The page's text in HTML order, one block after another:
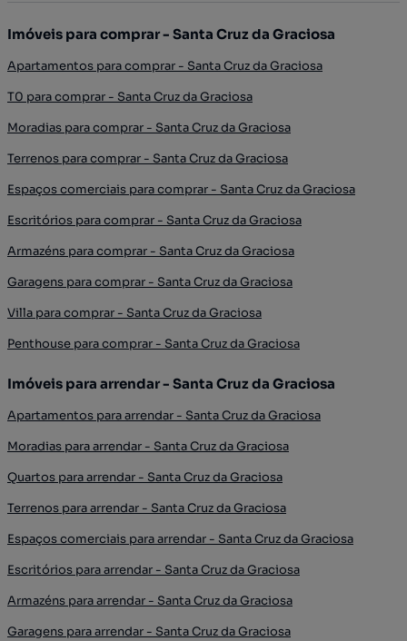
Imóveis para comprar - Santa Cruz da Graciosa
Apartamentos para comprar - Santa Cruz da Graciosa
T0 para comprar - Santa Cruz da Graciosa
Moradias para comprar - Santa Cruz da Graciosa
Terrenos para comprar - Santa Cruz da Graciosa
Espaços comerciais para comprar - Santa Cruz da Graciosa
Escritórios para comprar - Santa Cruz da Graciosa
Armazéns para comprar - Santa Cruz da Graciosa
Garagens para comprar - Santa Cruz da Graciosa
Villa para comprar - Santa Cruz da Graciosa
Penthouse para comprar - Santa Cruz da Graciosa
Imóveis para arrendar - Santa Cruz da Graciosa
Apartamentos para arrendar - Santa Cruz da Graciosa
Moradias para arrendar - Santa Cruz da Graciosa
Quartos para arrendar - Santa Cruz da Graciosa
Terrenos para arrendar - Santa Cruz da Graciosa
Espaços comerciais para arrendar - Santa Cruz da Graciosa
Escritórios para arrendar - Santa Cruz da Graciosa
Armazéns para arrendar - Santa Cruz da Graciosa
Garagens para arrendar - Santa Cruz da Graciosa